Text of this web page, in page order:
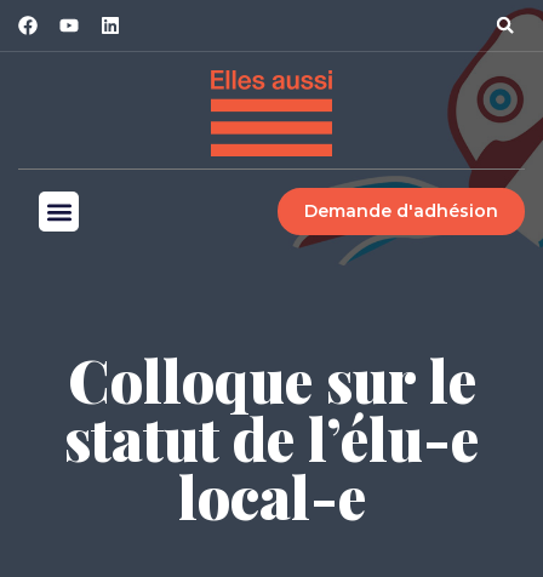
Demande d'adhésion
Colloque sur le
statut de l’élu-e
local-e